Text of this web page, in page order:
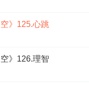
》125.心跳
》126.理智